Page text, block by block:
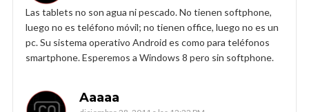
Las tablets no son agua ni pescado. No tienen softphone,
luego no es teléfono móvil; no tienen office, luego no es un
pc. Su sistema operativo Android es como para teléfonos
smartphone. Esperemos a Windows 8 pero sin softphone.
Aaaaa